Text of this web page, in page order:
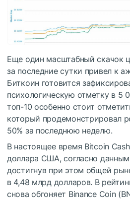
Еще один масштабный скачок
за последние сутки привел к
Биткоин готовится
психологическую отметку в 5
топ-10 особенно стоит
который продемонстрировал
50% за последнюю неделю.
В настоящее время Bitcoin
доллара США, согласно
достигнув при этом общей
в 4,48 млрд долларов. В
снова обгоняет Binance Coin